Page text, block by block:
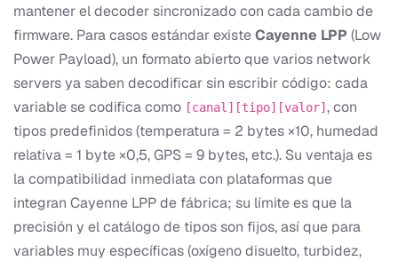
mantener el decoder sincronizado con cada cambio de
firmware. Para casos estándar existeCayenne LPP (Low
Power Payload), un formato abierto que varios network
servers ya saben decodificar sin escribir código: cada
variable se codifica como [canal][tipo][valor] , con
tipos predefinidos (temperatura = 2 bytes ×10, humedad
relativa = 1 byte ×0,5, GPS = 9 bytes, etc.). Su ventaja es
la compatibilidad inmediata con plataformas que
integran Cayenne LPP de fábrica; su límite es que la
precisión y el catálogo de tipos son fijos, así que para
variables muy específicas (oxígeno disuelto, turbidez,